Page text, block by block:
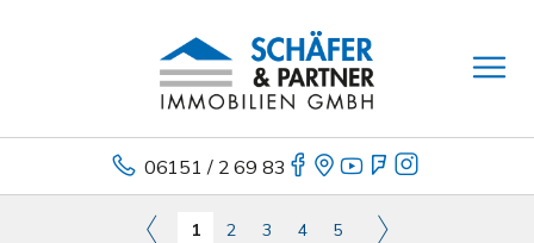
06151 / 2 69 83
1 2 3 4 5